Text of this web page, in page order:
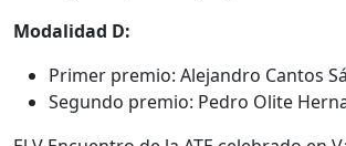
Modalidad D:
Primer premio: Alejandro Cantos
Segundo premio: Pedro Olite